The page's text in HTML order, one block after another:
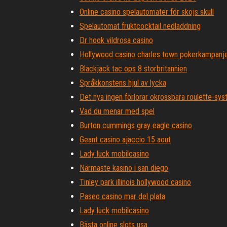
Online casino spelautomater för skojs skull
Spelautomat fruktcocktail nedladdning
Dr hook vildrosa casino
Hollywood casino charles town
Blackjack tac ops 8 storbritannien
Språkkonstens hjul av lycka
Det nya ingen förlorar okrossbara roulette-
Vad du menar med spel
Burton cummings gray eagle casino
Geant casino ajaccio 15 aout
Lady luck mobilcasino
Närmaste kasino i san diego
Tinley park illinois hollywood casino
Paseo casino mar del plata
Lady luck mobilcasino
Bästa online slots usa